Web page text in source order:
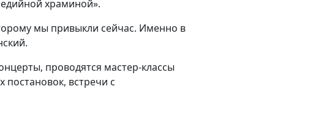
храминой».
мы привыкли сейчас. Именно в
проводятся мастер-классы
постановок, встречи с